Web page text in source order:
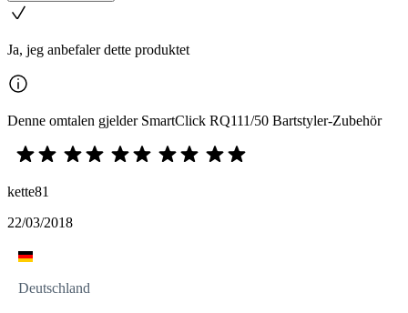
Ja, jeg anbefaler dette produktet
Denne omtalen gjelder SmartClick RQ111/50 Bartstyler-Zubehör
kette81
22/03/2018
Deutschland